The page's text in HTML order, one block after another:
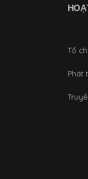
Tổ
Phát